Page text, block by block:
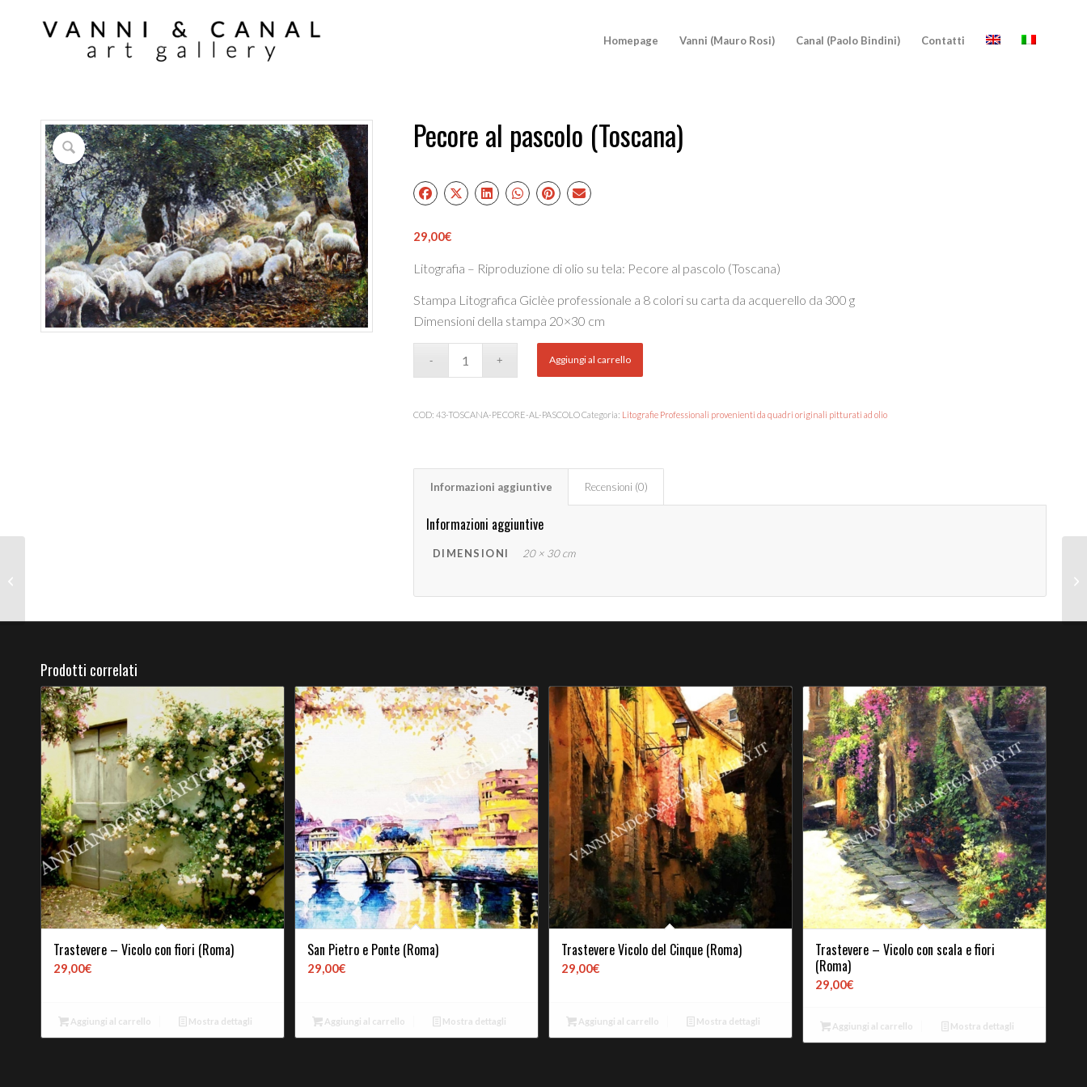
Homepage Vanni (Mauro Rosi) Canal (Paolo Bindini) Contatti
Pecore al pascolo (Toscana)
29,00€
Litografia – Riproduzione di olio su tela: Pecore al pascolo (Toscana)
Stampa Litografica Giclèe professionale a 8 colori su carta da acquerello da 300 g
Dimensioni della stampa 20×30 cm
Aggiungi al carrello
COD: 43-TOSCANA-PECORE-AL-PASCOLOCategoria: Litografie Professionali provenienti da quadri originali pitturati ad olio
Informazioni aggiuntive Recensioni (0)
Informazioni aggiuntive
DIMENSIONI 20 × 30 cm
Prodotti correlati
Trastevere – Vicolo con fiori (Roma)
29,00€
Aggiungi al carrello Mostra dettagli
San Pietro e Ponte (Roma)
29,00€
Aggiungi al carrello Mostra dettagli
Trastevere Vicolo del Cinque (Roma)
29,00€
Aggiungi al carrello Mostra dettagli
Trastevere – Vicolo con scala e fiori
(Roma)
29,00€
Aggiungi al carrello Mostra dettagli